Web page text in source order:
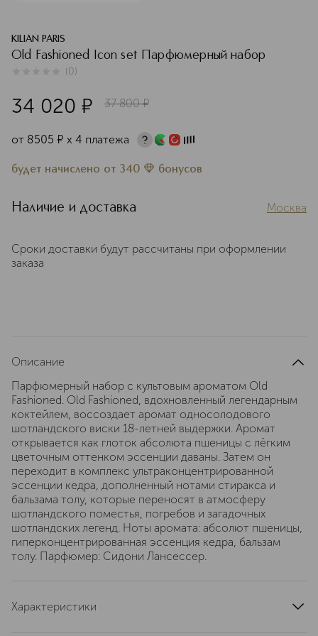
KILIAN PARIS
Old Fashioned Icon set Парфюмерный набор
(0)
34 020 ¤ 37 800 ¤
от 8505 ¤ х 4 платежа
будет начислено от 340 бонусов
Наличие и доставка Москва
Сроки доставки будут рассчитаны при оформлении
заказа
Описание
Парфюмерный набор с культовым ароматом Old
Fashioned. Old Fashioned, вдохновленный легендарным
коктейлем, воссоздает аромат односолодового
шотландского виски 18-летней выдержки. Аромат
открывается как глоток абсолюта пшеницы c лёгким
цветочным оттенком эссенции даваны. Затем он
переходит в комплекс ультраконцентрированной
эссенции кедра, дополненный нотами стиракса и
бальзама толу, которые переносят в атмосферу
шотландского поместья, погребов и загадочных
шотландских легенд. Ноты аромата: абсолют пшеницы,
гиперконцентрированная эссенция кедра, бальзам
толу. Парфюмер: Сидони Лансессер.
Характеристики